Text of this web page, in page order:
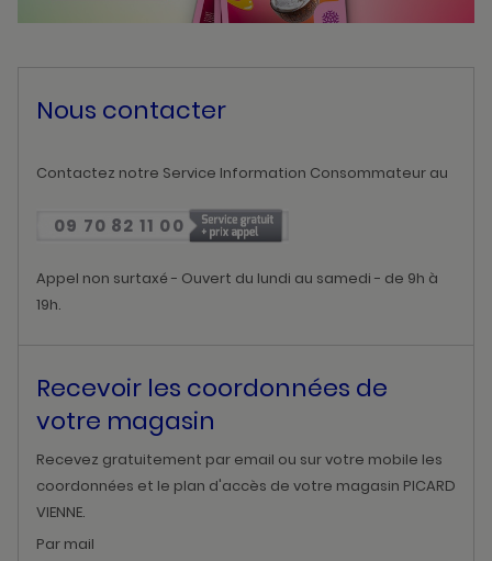
Nous contacter
Contactez notre Service Information Consommateur au
09 70 82 11 00
Appel non surtaxé - Ouvert du lundi au samedi - de 9h à
19h.
Recevoir les coordonnées de
votre magasin
Recevez gratuitement par email ou sur votre mobile les
coordonnées et le plan d'accès de votre magasin PICARD
VIENNE.
Par mail